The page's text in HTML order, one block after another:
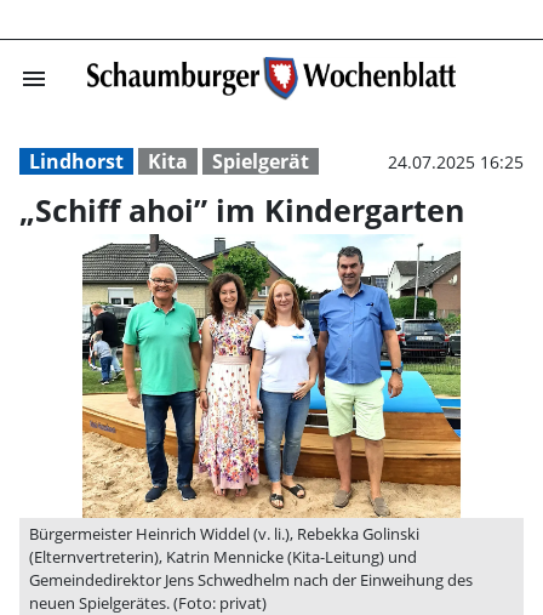
menu „Schiff ahoi”
Lindhorst Kita Spielgerät 24.07.2025 16:25
„Schiff ahoi” im Kindergarten
Bürgermeister Heinrich Widdel (v. li.), Rebekka Golinski
(Elternvertreterin), Katrin Mennicke (Kita-Leitung) und
Gemeindedirektor Jens Schwedhelm nach der Einweihung des
neuen Spielgerätes. (Foto: privat)